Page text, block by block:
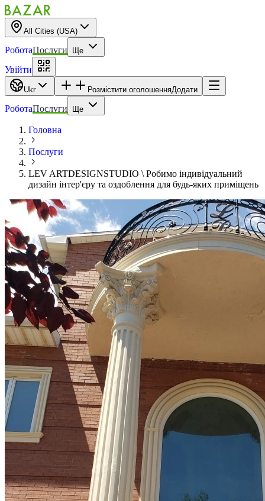
All Cities (USA)
РоботаПослуги Ще
Увійти
Ukr Розмістити оголошенняДодати
РоботаПослуги Ще
Головна
Послуги
LEV ARTDESIGNSTUDIO \ Робимо індивідуальний
дизайн інтер'єру та оздоблення для будь-яких приміщень